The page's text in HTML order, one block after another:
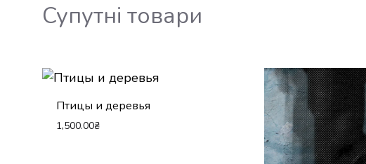
Супутні товари
Птицы и деревья
1,500.00₴